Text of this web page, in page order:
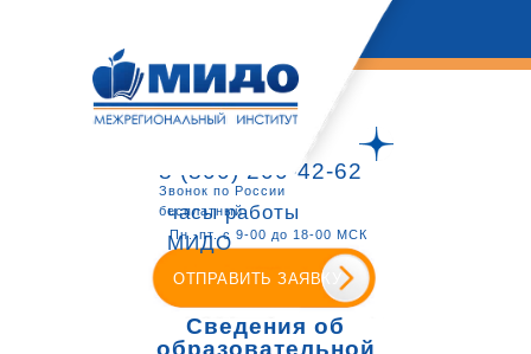
8 (800) 200-42-62
Звонок по России
бесплатный
ОТПРАВИТЬ ЗАЯВКУ
часы работы
МИДО
Пн.-пт. с 9-00 до 18-00 МСК
Сведения об
образовательной